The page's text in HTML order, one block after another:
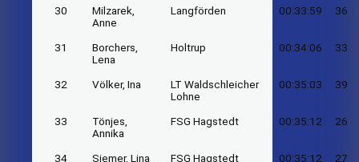
30
Milzarek,
Anne
Langförden 00:33:59 36
31
Borchers,
Lena
Holtrup 00:34:06 33
32 Völker, Ina
LT Waldschleicher
Lohne
00:35:03 39
33
Tönjes,
Annika
FSG Hagstedt 00:35:12 26
34 Siemer, Lina FSG Hagstedt 00:35:12 27